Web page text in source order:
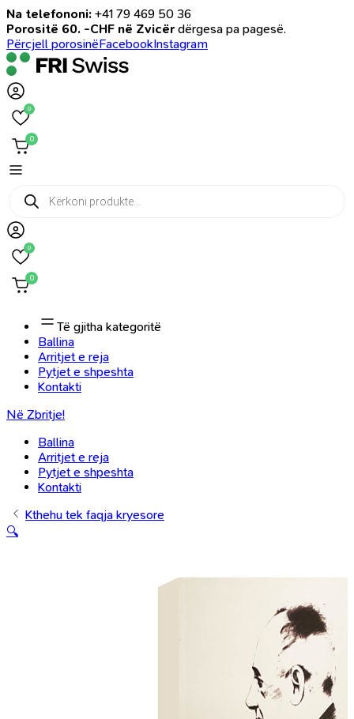
Na telefononi: +41 79 469 50 36
Porositë 60. -CHF në Zvicër dërgesa pa pagesë.
Përcjell porosinëFacebookInstagram
0
0
Products
search
0
0
Të gjitha kategoritë
Ballina
Arritjet e reja
Pytjet e shpeshta
Kontakti
Në Zbritje!
Ballina
Arritjet e reja
Pytjet e shpeshta
Kontakti
Kthehu tek faqja kryesore
🔍